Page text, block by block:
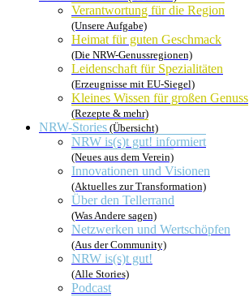
Verantwortung für die Region
(Unsere Aufgabe)
Heimat für guten Geschmack
(Die NRW-Genussregionen)
Leidenschaft für Spezialitäten
(Erzeugnisse mit EU-Siegel)
Kleines Wissen für großen Genuss
(Rezepte & mehr)
NRW-Stories (Übersicht)
NRW is(s)t gut! informiert
(Neues aus dem Verein)
Innovationen und Visionen
(Aktuelles zur Transformation)
Über den Tellerrand
(Was Andere sagen)
Netzwerken und Wertschöpfen
(Aus der Community)
NRW is(s)t gut!
(Alle Stories)
Podcast